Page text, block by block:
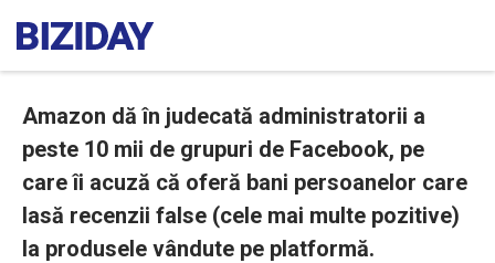
Amazon dă în judecată administratorii a
peste 10 mii de grupuri de Facebook, pe
care îi acuză că oferă bani persoanelor care
lasă recenzii false (cele mai multe pozitive)
la produsele vândute pe platformă.